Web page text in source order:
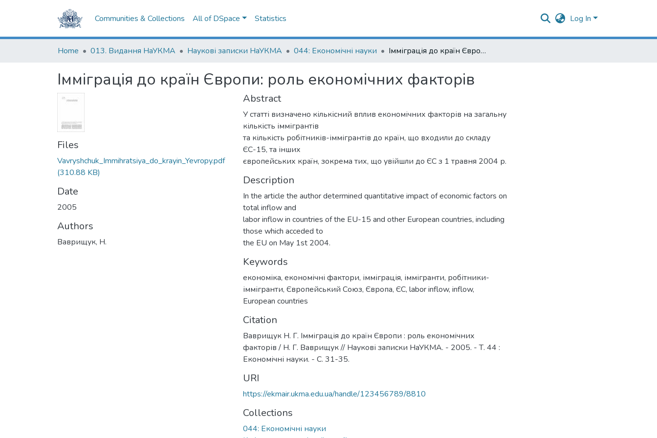
Communities & Collections All of DSpace Statistics Log In
Home 013. Видання НаУКМА Наукові записки НаУКМА 044: Економічні науки Імміграція до країн Європи: роль економічних факторів
Імміграція до країн Європи: роль економічних факторів
Files
Vavryshchuk_Immihratsiya_do_krayin_Yevropy.pdf
(310.88 KB)
Date
2005
Authors
Ваврищук, Н.
Abstract
У статті визначено кількісний вплив економічних факторів на загальну
кількість іммігрантів
та кількість робітників-іммігрантів до країн, що входили до складу
ЄС-15, та інших
європейських країн, зокрема тих, що увійшли до ЄС з 1 травня 2004 р.
Description
In the article the author determined quantitative impact of economic factors on
total inflow and
labor inflow in countries of the EU-15 and other European countries, including
those which acceded to
the EU on May 1st 2004.
Keywords
економіка, економічні фактори, імміграція, іммігранти, робітники-
іммігранти, Європейський Союз, Європа, ЄС, labor inflow, inflow,
European countries
Citation
Ваврищук Н. Г. Імміграція до країн Європи : роль економічних
факторів / Н. Г. Ваврищук // Наукові записки НаУКМА. - 2005. - Т. 44 :
Економічні науки. - С. 31-35.
URI
https://ekmair.ukma.edu.ua/handle/123456789/8810
Collections
044: Економічні науки